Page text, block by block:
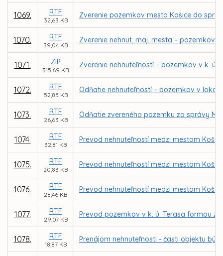
1069. RTF
32,63 KB
Zverenie pozemkov mesta Košice do
1070. RTF
39,04 KB
Zverenie nehnut. maj. mesta – pozemkov,
1071. ZIP
315,69 KB
Zverenie nehnuteľností – pozemkov v k. ú.
1072. RTF
52,85 KB
Odňatie nehnuteľností – pozemkov v
1073. RTF
26,63 KB
Odňatie zvereného pozemku zo správy
1074. RTF
32,81 KB
Prevod nehnuteľností medzi mestom
1075. RTF
20,83 KB
Prevod nehnuteľností medzi mestom
1076. RTF
28,46 KB
Prevod nehnuteľností medzi mestom
1077. RTF
29,07 KB
Prevod pozemkov v k. ú. Terasa formou
1078. RTF
18,87 KB
Prenájom nehnuteľnosti - časti objektu